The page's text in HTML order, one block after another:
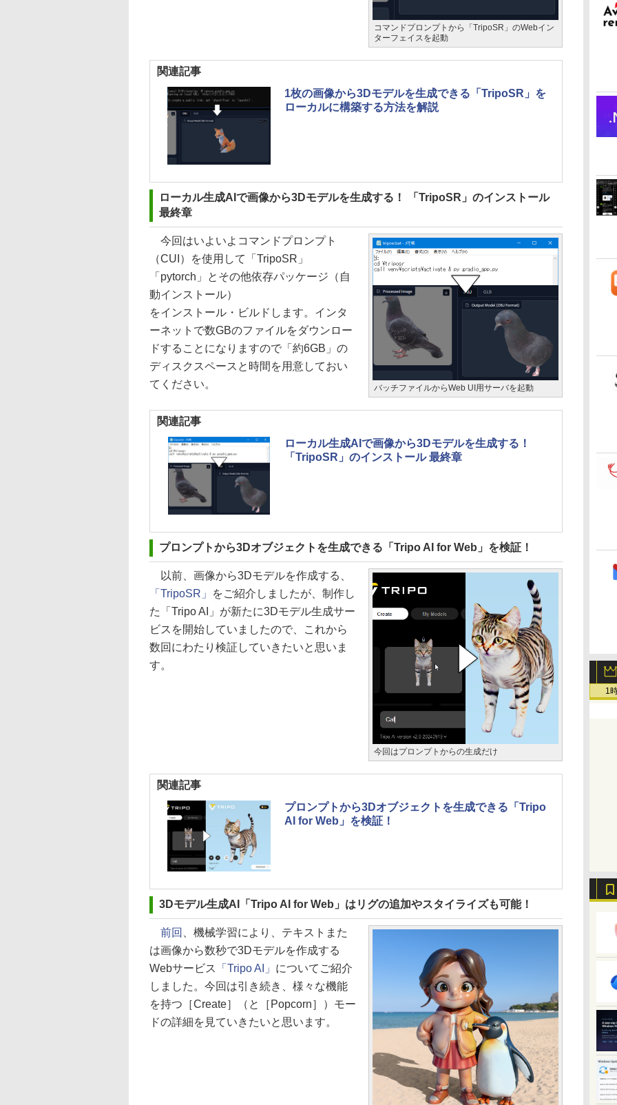
1
コマンドプロンプトから「TripoSR」のWebイン
ターフェイスを起動
関連記事
1枚の画像から3Dモデルを生成できる「TripoSR」を
ローカルに構築する方法を解説
ローカル生成AIで画像から3Dモデルを生成する！ 「TripoSR」のインストール
最終章
バッチファイルからWeb UI用サーバを起動
今回はいよいよコマンドプロンプト
（CUI）を使用して「TripoSR」
「pytorch」とその他依存パッケージ（自
動インストール）
をインストール・ビルドします。インタ
ーネットで数GBのファイルをダウンロー
ドすることになりますので「約6GB」の
ディスクスペースと時間を用意しておい
てください。
関連記事
ローカル生成AIで画像から3Dモデルを生成する！
「TripoSR」のインストール 最終章
プロンプトから3Dオブジェクトを生成できる「Tripo AI for Web」を検証！
今回はプロンプトからの生成だけ
以前、画像から3Dモデルを作成する、
「TripoSR」
をご紹介しましたが、制作し
た「Tripo AI」が新たに3Dモデル生成サー
ビスを開始していましたので、これから
数回にわたり検証していきたいと思いま
す。
関連記事
プロンプトから3Dオブジェクトを生成できる「Tripo
AI for Web」を検証！
3Dモデル生成AI「Tripo AI for Web」はリグの追加やスタイライズも可能！
前回
、機械学習により、テキストまた
は画像から数秒で3Dモデルを作成する
Webサービス
「Tripo AI」 についてご紹介
しました。今回は引き続き、様々な機能
を持つ［Create］（と［Popcorn］）モー
ドの詳細を見ていきたいと思います。